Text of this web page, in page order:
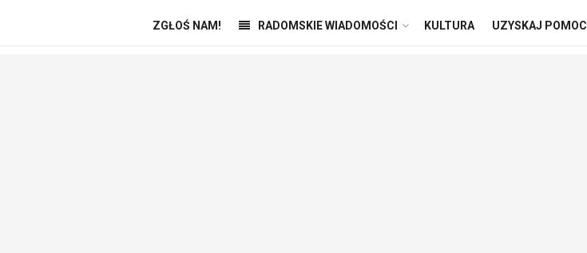
ZGŁOŚ NAM! RADOMSKIE WIADOMOŚCI KULTURA UZYSKAJ POMOC